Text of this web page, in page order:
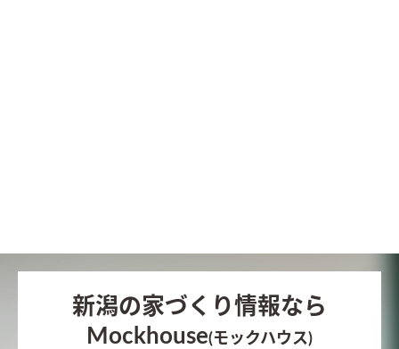
新潟の家づくり情報なら
Mockhouse(モックハウス)